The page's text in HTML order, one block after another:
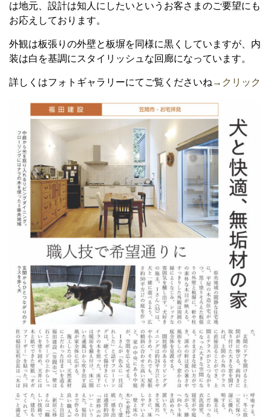
は地元、設計は知人にしたいというお客さまのご要望にも
お応えしております。
外観は板張りの外壁と板塀を同様に黒くしていますが、内
装は白を基調にスタイリッシュな回廊になっています。
詳しくはフォトギャラリーにてご覧くださいね →クリック